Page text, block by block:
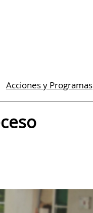
Acciones y Programas